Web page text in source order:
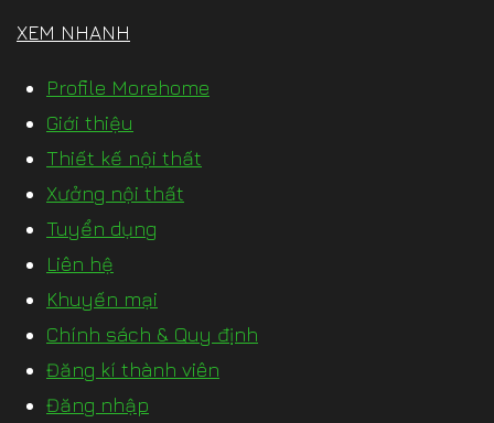
XEM NHANH
Profile Morehome
Giới thiệu
Thiết kế nội thất
Xưởng nội thất
Tuyển dụng
Liên hệ
Khuyến mại
Chính sách & Quy định
Đăng kí thành viên
Đăng nhập